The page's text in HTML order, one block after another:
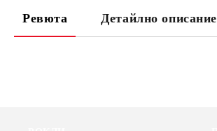
Ревюта Детайлно описание